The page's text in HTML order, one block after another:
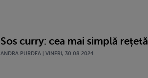
Sos curry: cea mai simplă rețetă
ANDRA PURDEA | VINERI, 30.08.2024